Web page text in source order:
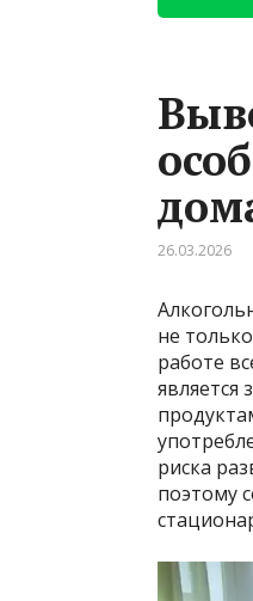
26.03.2026
не
работе
риска
поэтому